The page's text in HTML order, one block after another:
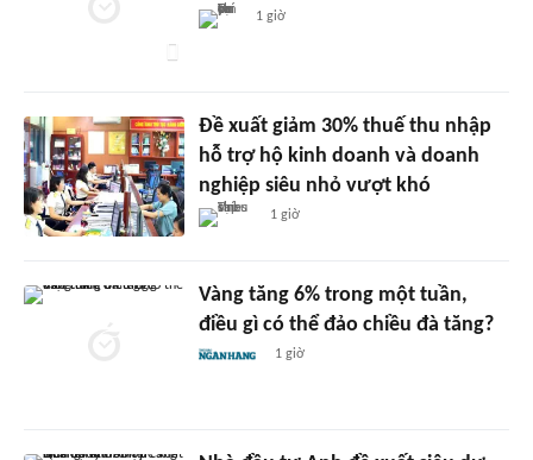
1 giờ
Đề xuất giảm 30% thuế thu nhập
hỗ trợ hộ kinh doanh và doanh
nghiệp siêu nhỏ vượt khó
1 giờ
Vàng tăng 6% trong một tuần,
điều gì có thể đảo chiều đà tăng?
1 giờ